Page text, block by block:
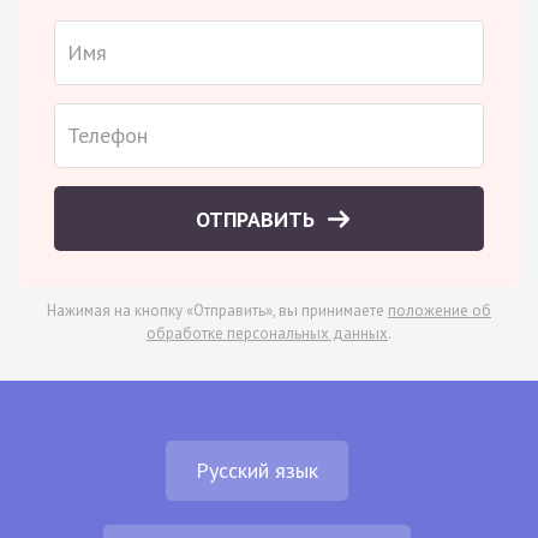
ОТПРАВИТЬ
Нажимая на кнопку «Отправить», вы принимаете положение об
обработке персональных данных.
Русский язык